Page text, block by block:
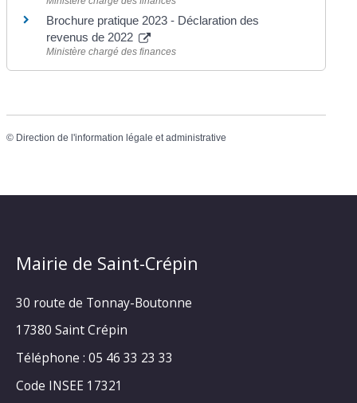
Brochure pratique 2023 - Déclaration des
revenus de 2022
Ministère chargé des finances
© Direction de l'information légale et administrative
Mairie de Saint-Crépin
30 route de Tonnay-Boutonne
17380 Saint Crépin
Téléphone : 05 46 33 23 33
Code INSEE 17321